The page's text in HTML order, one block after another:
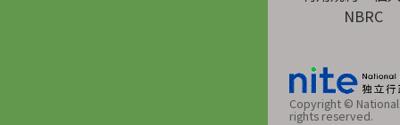
NBRC
Copyright ©
rights reserved.